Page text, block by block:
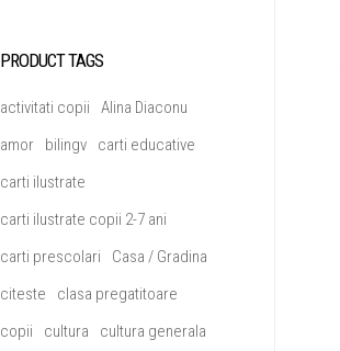
PRODUCT TAGS
activitati copii
Alina Diaconu
amor
bilingv
carti educative
carti ilustrate
carti ilustrate copii 2-7 ani
carti prescolari
Casa / Gradina
citeste
clasa pregatitoare
copii
cultura
cultura generala